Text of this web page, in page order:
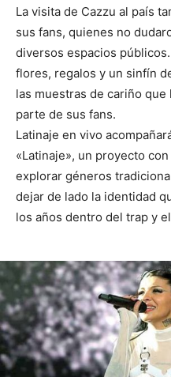
La visita de Cazzu al país
sus fans, quienes no
diversos espacios
flores, regalos y un sinfín
las muestras de cariño
parte de sus fans.
Latinaje en vivo
«Latinaje», un proyecto
explorar géneros
dejar de lado la identidad
los años dentro del trap y